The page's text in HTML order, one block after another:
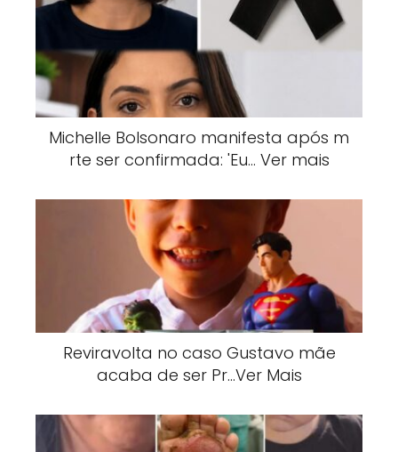
Michelle Bolsonaro manifesta após m
rte ser confirmada: 'Eu… Ver mais
Reviravolta no caso Gustavo mãe
acaba de ser Pr…Ver Mais